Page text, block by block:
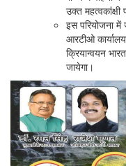
उक्त महत्वकांक्षी
इस परियोजना
आरटीओ
क्रियान्वयन
जायेगा।